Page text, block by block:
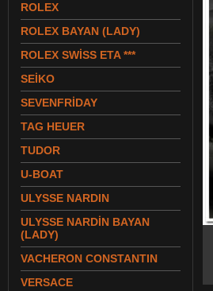
ROLEX
ROLEX BAYAN (LADY)
ROLEX SWİSS ETA ***
SEİKO
SEVENFRİDAY
TAG HEUER
TUDOR
U-BOAT
ULYSSE NARDIN
ULYSSE NARDİN BAYAN
(LADY)
VACHERON CONSTANTIN
VERSACE